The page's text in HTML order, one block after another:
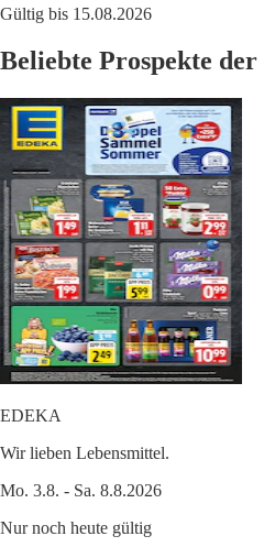
Gültig bis 15.08.2026
Beliebte Prospekte der
EDEKA
Wir lieben Lebensmittel.
Mo. 3.8. - Sa. 8.8.2026
Nur noch heute gültig